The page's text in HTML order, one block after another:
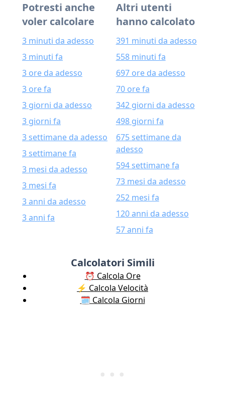
Potresti anche
voler calcolare
3 minuti da adesso
3 minuti fa
3 ore da adesso
3 ore fa
3 giorni da adesso
3 giorni fa
3 settimane da adesso
3 settimane fa
3 mesi da adesso
3 mesi fa
3 anni da adesso
3 anni fa
Altri utenti
hanno calcolato
391 minuti da adesso
558 minuti fa
697 ore da adesso
70 ore fa
342 giorni da adesso
498 giorni fa
675 settimane da
adesso
594 settimane fa
73 mesi da adesso
252 mesi fa
120 anni da adesso
57 anni fa
Calcolatori Simili
⏰ Calcola Ore
⚡️ Calcola Velocità
🗓️ Calcola Giorni